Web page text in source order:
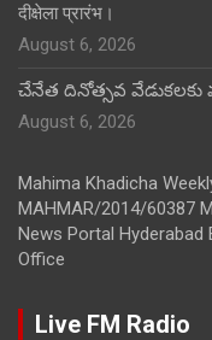
दीक्षेला प्रारंभ।
August 6, 2026
చేనేత దినోత్సవ వేడుకలకు
August 6, 2026
Mahima Khadicha
MAHMAR/2014/60387
News Portal Hyderabad
Office
Live FM Radio